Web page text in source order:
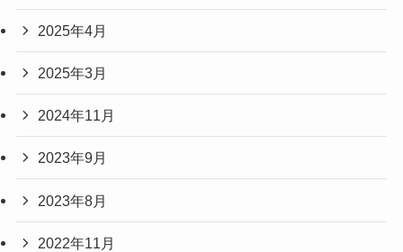
2025年4月
2025年3月
2024年11月
2023年9月
2023年8月
2022年11月